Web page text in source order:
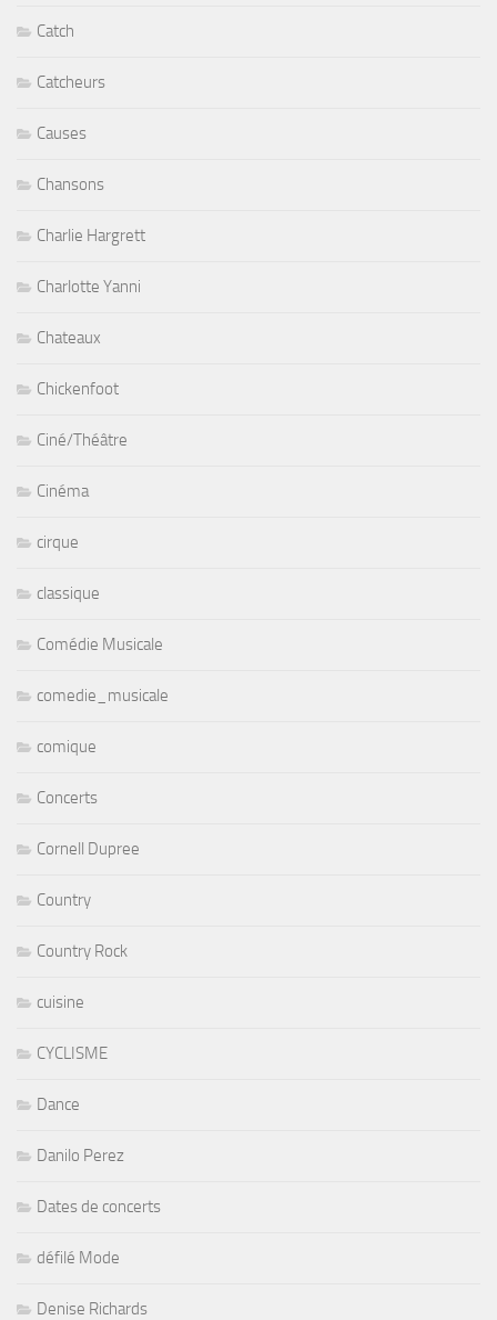
Catch
Catcheurs
Causes
Chansons
Charlie Hargrett
Charlotte Yanni
Chateaux
Chickenfoot
Ciné/Théâtre
Cinéma
cirque
classique
Comédie Musicale
comedie_musicale
comique
Concerts
Cornell Dupree
Country
Country Rock
cuisine
CYCLISME
Dance
Danilo Perez
Dates de concerts
défilé Mode
Denise Richards